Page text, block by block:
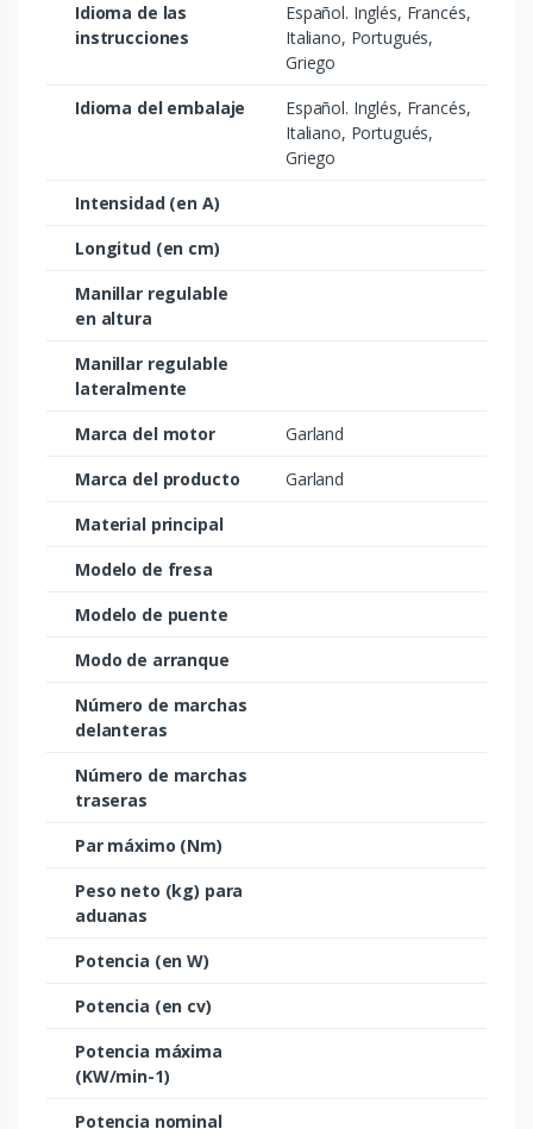
Idioma de las
instrucciones
Español. Inglés, Francés,
Italiano, Portugués,
Griego
Idioma del embalaje
Español. Inglés, Francés,
Italiano, Portugués,
Griego
Intensidad (en A)
Longitud (en cm)
Manillar regulable
en altura
Manillar regulable
lateralmente
Marca del motor
Garland
Marca del producto
Garland
Material principal
Modelo de fresa
Modelo de puente
Modo de arranque
Número de marchas
delanteras
Número de marchas
traseras
Par máximo (Nm)
Peso neto (kg) para
aduanas
Potencia (en W)
Potencia (en cv)
Potencia máxima
(KW/min-1)
Potencia nominal